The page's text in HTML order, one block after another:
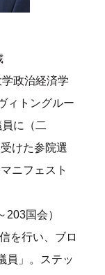
政治経済学
ィトングルー
に（二
けた参院選
ニフェスト
国会）
を行い、ブロ
員」。ステッ